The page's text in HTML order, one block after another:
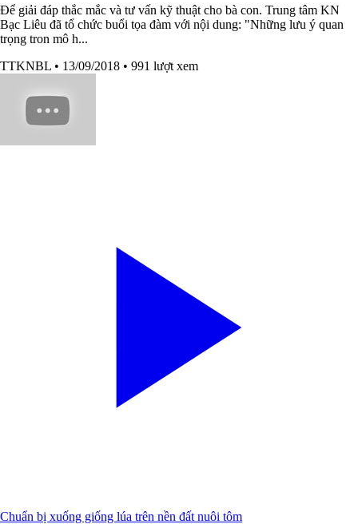
Để giải đáp thắc mắc và tư vấn kỹ thuật cho bà con. Trung tâm KN
Bạc Liêu đã tổ chức buổi tọa đàm với nội dung: "Những lưu ý quan
trọng tron mô h...
TTKNBL • 13/09/2018 • 991 lượt xem
Chuẩn bị xuống giống lúa trên nền đất nuôi tôm